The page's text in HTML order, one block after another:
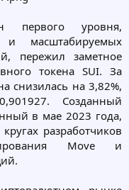
первого уровня,
масштабируемых
пережил заметное
токена SUI. За
снизилась на 3,82%,
Созданный
в мае 2023 года,
разработчиков
Move и